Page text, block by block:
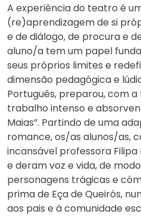
A experiência do teatro é
(re)aprendizagem de si
e de diálogo, de procura e
aluno/a tem um papel
seus próprios limites e
dimensão pedagógica e
Português, preparou, com a
trabalho intenso e
Maias”. Partindo de uma
romance, os/as alunos/as,
incansável professora
e deram voz e vida, de
personagens trágicas e
prima de Eça de Queirós,
aos pais e à comunidade